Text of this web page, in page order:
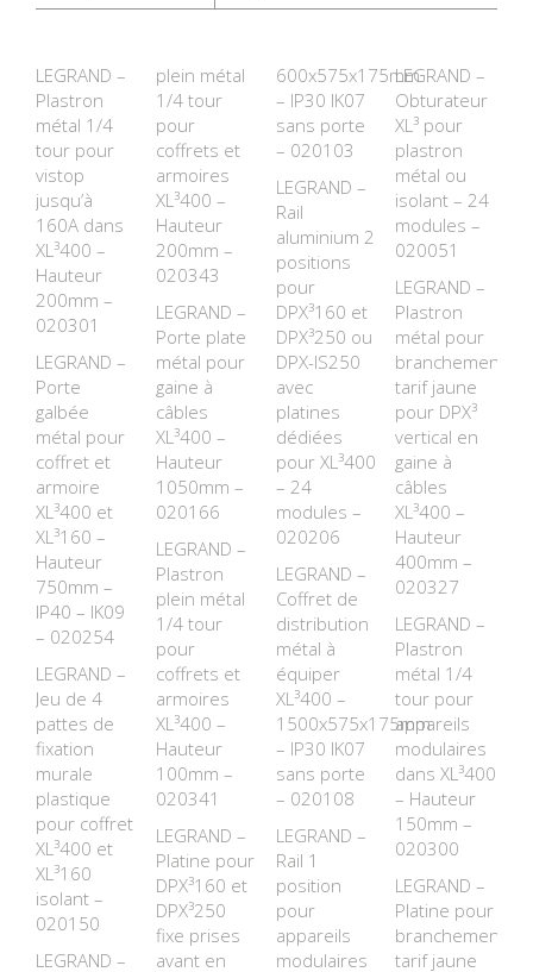
LEGRAND –
Plastron
métal 1/4
tour pour
vistop
jusqu’à
160A dans
XL³400 –
Hauteur
200mm –
020301
LEGRAND –
Porte
galbée
métal pour
coffret et
armoire
XL³400 et
XL³160 –
Hauteur
750mm –
IP40 – IK09
– 020254
LEGRAND –
Jeu de 4
pattes de
fixation
murale
plastique
pour coffret
XL³400 et
XL³160
isolant –
020150
LEGRAND –
plein métal
1/4 tour
pour
coffrets et
armoires
XL³400 –
Hauteur
200mm –
020343
LEGRAND –
Porte plate
métal pour
gaine à
câbles
XL³400 –
Hauteur
1050mm –
020166
LEGRAND –
Plastron
plein métal
1/4 tour
pour
coffrets et
armoires
XL³400 –
Hauteur
100mm –
020341
LEGRAND –
Platine pour
DPX³160 et
DPX³250
fixe prises
avant en
600x575x175mm
– IP30 IK07
sans porte
– 020103
LEGRAND –
Rail
aluminium 2
positions
pour
DPX³160 et
DPX³250 ou
DPX-IS250
avec
platines
dédiées
pour XL³400
– 24
modules –
020206
LEGRAND –
Coffret de
distribution
métal à
équiper
XL³400 –
1500x575x175mm
– IP30 IK07
sans porte
– 020108
LEGRAND –
Rail 1
position
pour
appareils
modulaires
LEGRAND –
Obturateur
XL³ pour
plastron
métal ou
isolant – 24
modules –
020051
LEGRAND –
Plastron
métal pour
branchement
tarif jaune
pour DPX³
vertical en
gaine à
câbles
XL³400 –
Hauteur
400mm –
020327
LEGRAND –
Plastron
métal 1/4
tour pour
appareils
modulaires
dans XL³400
– Hauteur
150mm –
020300
LEGRAND –
Platine pour
branchement
tarif jaune